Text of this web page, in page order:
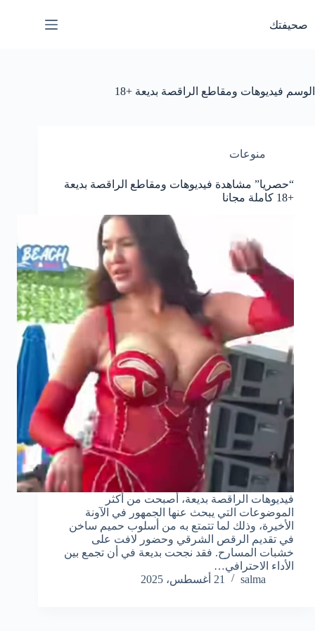
المحتوى
صحيفتك
الوسم فيديوهات ومقاطع الراقصة بديعة +18
منوعات
“حصريا” مشاهدة فيديوهات ومقاطع الراقصة بديعة
+18 كاملة مجانا
فيديوهات الراقصة بديعة، أصبحت من أكثر
الموضوعات التي يبحث عنها الجمهور في الآونة
الأخيرة، وذلك لما تتمتع به من أسلوب حميم ساخن
في تقديم الرقص الشرقي وحضور لافت على
خشبات المسارح. فقد نجحت بديعة في أن تجمع بين
الأداء الاحترافي…
salma
21 أغسطس، 2025